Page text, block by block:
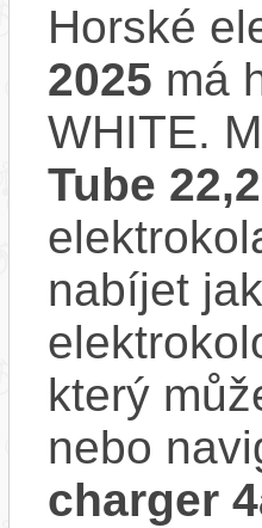
Horské
2025 má
WHITE.
Tube
nabíjet
který
nebo
charger